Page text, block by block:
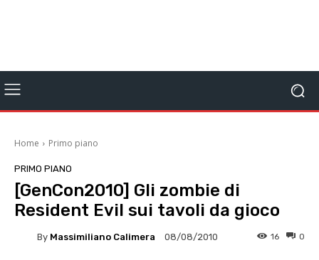
Home Primo piano
PRIMO PIANO
[GenCon2010] Gli zombie di
Resident Evil sui tavoli da gioco
By Massimiliano Calimera 08/08/2010 0
16